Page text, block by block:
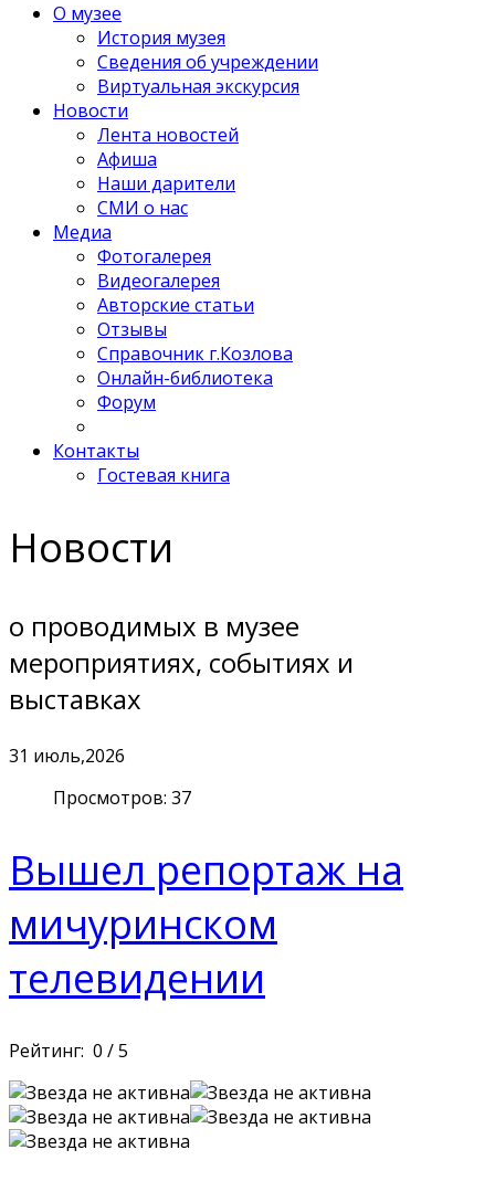
О музее
История музея
Сведения об учреждении
Виртуальная экскурсия
Новости
Лента новостей
Афиша
Наши дарители
СМИ о нас
Медиа
Фотогалерея
Видеогалерея
Авторские статьи
Отзывы
Справочник г.Козлова
Онлайн-библиотека
Форум
Контакты
Гостевая книга
Новости
о проводимых в музее
мероприятиях, событиях и
выставках
31 июль,2026
Просмотров: 37
Вышел репортаж на
мичуринском
телевидении
Рейтинг: 0 /5